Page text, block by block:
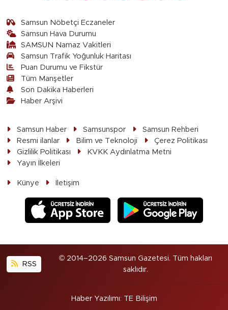
Samsun Nöbetçi Eczaneler
Samsun Hava Durumu
SAMSUN Namaz Vakitleri
Samsun Trafik Yoğunluk Haritası
Puan Durumu ve Fikstür
Tüm Manşetler
Son Dakika Haberleri
Haber Arşivi
Samsun Haber Samsunspor
Samsun Rehberi
Resmi ilanlar
Bilim ve Teknoloji
Çerez Politikası
Gizlilik Politikası
KVKK Aydınlatma Metni
Yayın İlkeleri
Künye İletişim
RSS
© 2014–2026 Samsun Gazetesi. Tüm hakları
saklıdır.
Haber Yazılımı: TE Bilişim